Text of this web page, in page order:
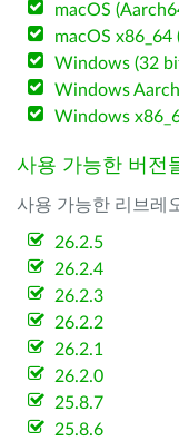
macOS
macOS
Windows (32
Windows
Windows
사용 가능한 버전
사용 가능한 리브레
26.2.5
26.2.4
26.2.3
26.2.2
26.2.1
26.2.0
25.8.7
25.8.6